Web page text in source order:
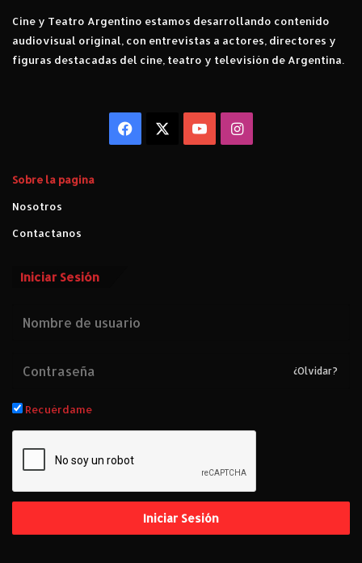
Cine y Teatro Argentino estamos desarrollando contenido
audiovisual original, con entrevistas a actores, directores y
figuras destacadas del cine, teatro y televisión de Argentina.
Facebook YouTubeInstagram
Sobre la pagina
Nosotros
Contactanos
Iniciar Sesión
¿Olvidar?
Recuérdame
Iniciar Sesión